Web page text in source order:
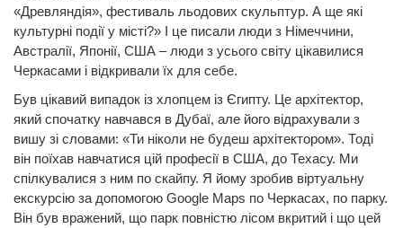
«Древляндія», фестиваль льодових скульптур. А ще які
культурні події у місті?» І це писали люди з Німеччини,
Австралії, Японії, США – люди з усього світу цікавилися
Черкасами і відкривали їх для себе.
Був цікавий випадок із хлопцем із Єгипту. Це архітектор,
який спочатку навчався в Дубаї, але його відрахували з
вишу зі словами: «Ти ніколи не будеш архітектором». Тоді
він поїхав навчатися цій професії в США, до Техасу. Ми
спілкувалися з ним по скайпу. Я йому зробив віртуальну
екскурсію за допомогою Google Maps по Черкасах, по парку.
Він був вражений, що парк повністю лісом вкритий і що цей